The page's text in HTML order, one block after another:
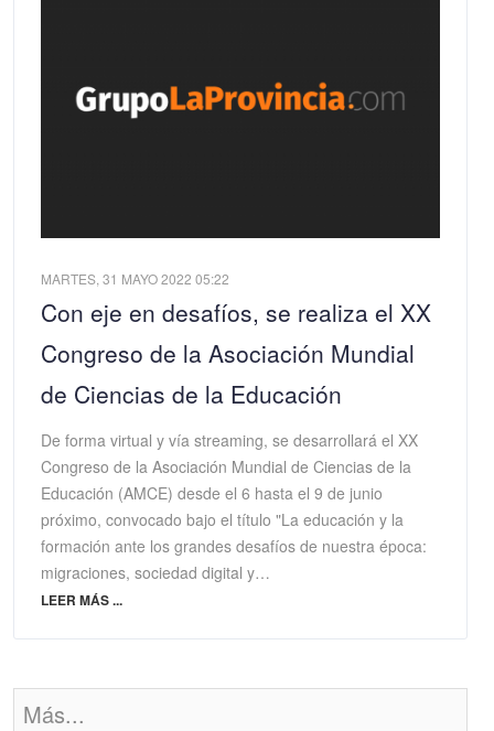
MARTES, 31 MAYO 2022 05:22
Con eje en desafíos, se realiza el XX
Congreso de la Asociación Mundial
de Ciencias de la Educación
De forma virtual y vía streaming, se desarrollará el XX
Congreso de la Asociación Mundial de Ciencias de la
Educación (AMCE) desde el 6 hasta el 9 de junio
próximo, convocado bajo el título "La educación y la
formación ante los grandes desafíos de nuestra época:
migraciones, sociedad digital y…
LEER MÁS ...
Más...